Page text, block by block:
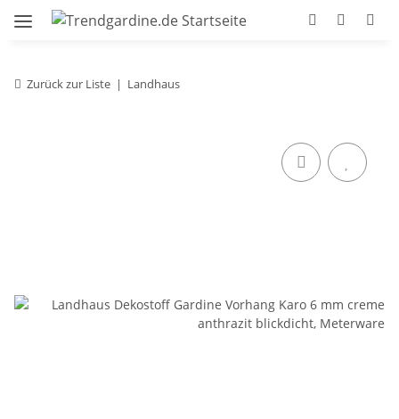
Zurück zur Liste Landhaus